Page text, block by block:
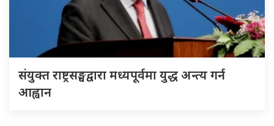
संयुक्त राष्ट्रसङ्घद्वारा मध्यपूर्वमा युद्ध अन्त्य गर्न
आह्वान